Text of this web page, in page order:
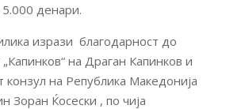
денари.
изрази благодарност до
на Драган Капинков и
конзул на Република Македонија
Зоран Ќосески , по чија